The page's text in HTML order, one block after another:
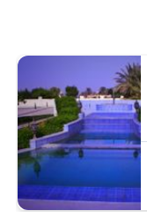
は、
室
の
平
均
料
金
を
表